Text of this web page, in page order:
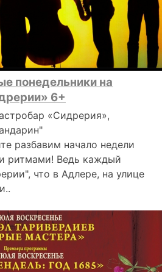
понедельники на
6+
«Сидрерия»,
разбавим начало недели
ритмами! Ведь каждый
что в Адлере, на улице